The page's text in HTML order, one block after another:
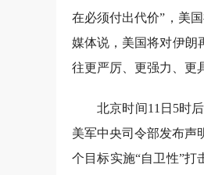
在必须付出代价”，美
媒体说，美国将对伊朗
往更严厉、更强力、更
北京时间11日5时
美军中央司令部发布声
个目标实施“自卫性”